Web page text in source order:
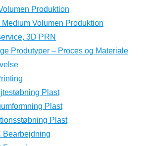
Produktion
Medium Volumen Produktion
3D PRN
Produtyper – Proces og Materiale
Plast
Plast
Plast
Bearbejdning